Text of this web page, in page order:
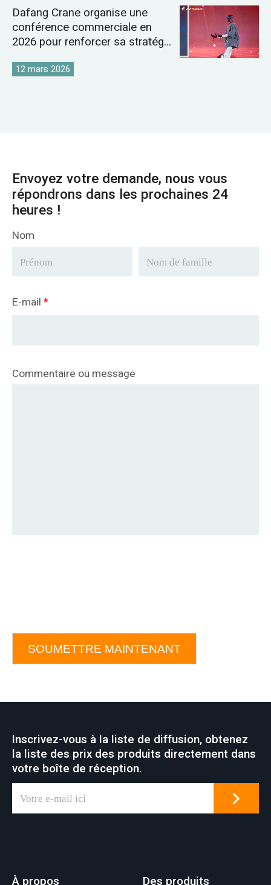
Dafang Crane organise une
conférence commerciale en
2026 pour renforcer sa stratégie
grues
12 mars 2026
Envoyez votre demande, nous vous
répondrons dans les prochaines 24
heures !
Nom
E-mail *
Commentaire ou message
SOUMETTRE MAINTENANT
Inscrivez-vous à la liste de diffusion, obtenez
la liste des prix des produits directement dans
votre boîte de réception.
À propos
Des produits